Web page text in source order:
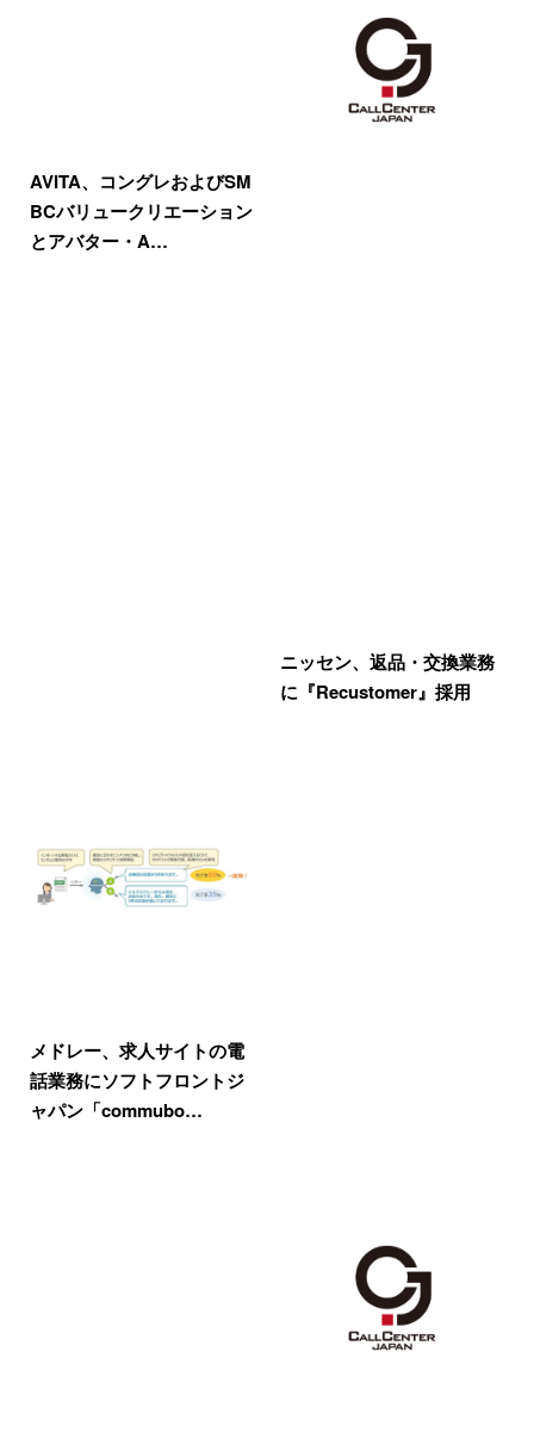
AVITA、コングレおよびSM
BCバリュークリエーション
とアバター・A…
ニッセン、返品・交換業務
に『Recustomer』採用
メドレー、求人サイトの電
話業務にソフトフロントジ
ャパン「commubo…